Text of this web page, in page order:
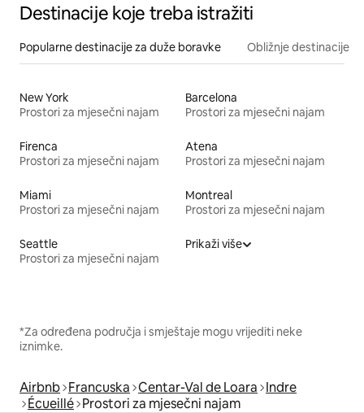
Destinacije koje treba istražiti
Popularne destinacije za duže boravke Obližnje destinacije
New York
Prostori za mjesečni najam
Barcelona
Prostori za mjesečni najam
Firenca
Prostori za mjesečni najam
Atena
Prostori za mjesečni najam
Miami
Prostori za mjesečni najam
Montreal
Prostori za mjesečni najam
Seattle
Prostori za mjesečni najam
Prikaži više
*Za određena područja i smještaje mogu vrijediti neke
iznimke.
Airbnb Francuska Centar-Val de Loara Indre
Écueillé Prostori za mjesečni najam